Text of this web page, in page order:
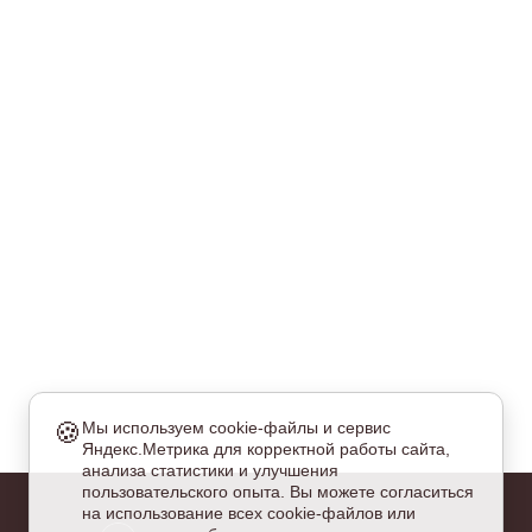
🍪 Мы используем cookie-файлы и сервис
Яндекс.Метрика для корректной работы сайта,
анализа статистики и улучшения
пользовательского опыта. Вы можете согласиться
на использование всех cookie-файлов или
куки обязательны для работы сайта и не могут быть